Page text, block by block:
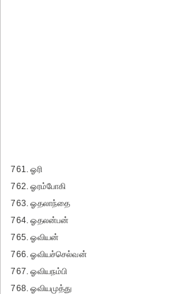
761. ஓரி
762. ஓரம்போகி
763. ஓதலாந்தை
764. ஓதலன்பன்
765. ஓவியன்
766. ஓவியச்செல்வன்
767. ஓவியநம்பி
768. ஓவியமுத்து